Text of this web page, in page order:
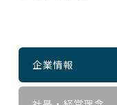
企業情報